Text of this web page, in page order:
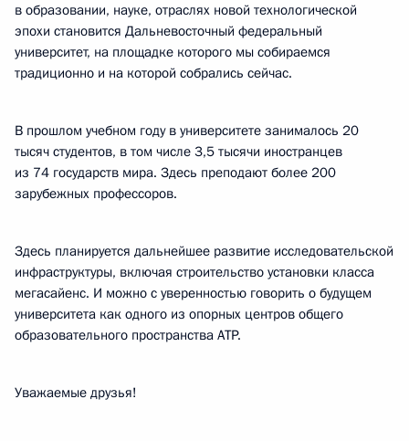
в образовании, науке, отраслях новой технологической
эпохи становится Дальневосточный федеральный
университет, на площадке которого мы собираемся
традиционно и на которой собрались сейчас.
В прошлом учебном году в университете занималось 20
тысяч студентов, в том числе 3,5 тысячи иностранцев
из 74 государств мира. Здесь преподают более 200
зарубежных профессоров.
Здесь планируется дальнейшее развитие исследовательской
инфраструктуры, включая строительство установки класса
мегасайенс. И можно с уверенностью говорить о будущем
университета как одного из опорных центров общего
образовательного пространства АТР.
Уважаемые друзья!